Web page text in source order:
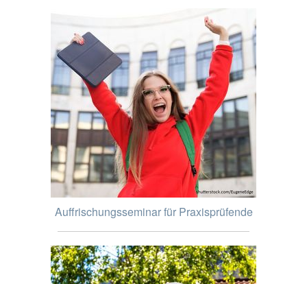
Auffrischungsseminar für Praxisprüfende